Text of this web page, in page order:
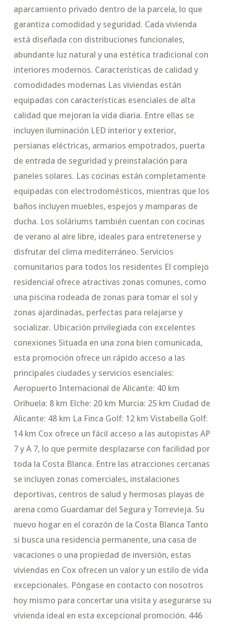
aparcamiento privado dentro de la parcela, lo que
garantiza comodidad y seguridad. Cada vivienda
está diseñada con distribuciones funcionales,
abundante luz natural y una estética tradicional con
interiores modernos. Características de calidad y
comodidades modernas Las viviendas están
equipadas con características esenciales de alta
calidad que mejoran la vida diaria. Entre ellas se
incluyen iluminación LED interior y exterior,
persianas eléctricas, armarios empotrados, puerta
de entrada de seguridad y preinstalación para
paneles solares. Las cocinas están completamente
equipadas con electrodomésticos, mientras que los
baños incluyen muebles, espejos y mamparas de
ducha. Los soláriums también cuentan con cocinas
de verano al aire libre, ideales para entretenerse y
disfrutar del clima mediterráneo. Servicios
comunitarios para todos los residentes El complejo
residencial ofrece atractivas zonas comunes, como
una piscina rodeada de zonas para tomar el sol y
zonas ajardinadas, perfectas para relajarse y
socializar. Ubicación privilegiada con excelentes
conexiones Situada en una zona bien comunicada,
esta promoción ofrece un rápido acceso a las
principales ciudades y servicios esenciales:
Aeropuerto Internacional de Alicante: 40 km
Orihuela: 8 km Elche: 20 km Murcia: 25 km Ciudad de
Alicante: 48 km La Finca Golf: 12 km Vistabella Golf:
14 km Cox ofrece un fácil acceso a las autopistas AP
7 y A 7, lo que permite desplazarse con facilidad por
toda la Costa Blanca. Entre las atracciones cercanas
se incluyen zonas comerciales, instalaciones
deportivas, centros de salud y hermosas playas de
arena como Guardamar del Segura y Torrevieja. Su
nuevo hogar en el corazón de la Costa Blanca Tanto
si busca una residencia permanente, una casa de
vacaciones o una propiedad de inversión, estas
viviendas en Cox ofrecen un valor y un estilo de vida
excepcionales. Póngase en contacto con nosotros
hoy mismo para concertar una visita y asegurarse su
vivienda ideal en esta excepcional promoción. 446